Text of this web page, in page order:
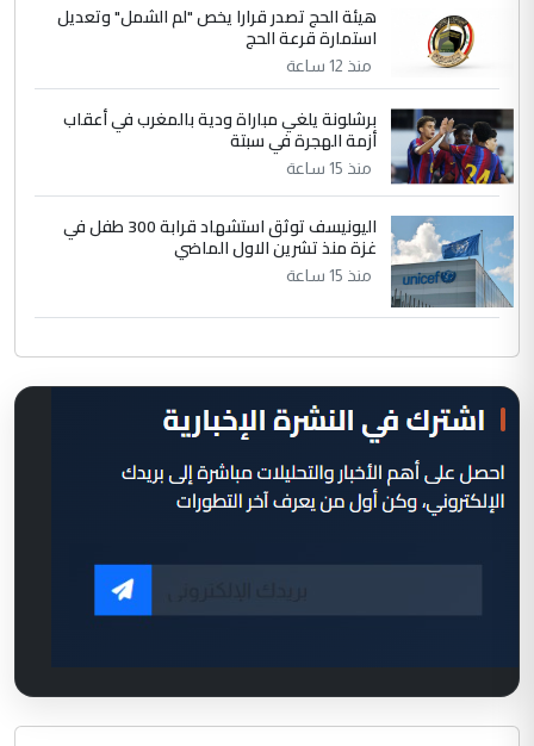
هيئة الحج تصدر قرارا يخص "لم الشمل" وتعديل
استمارة قرعة الحج
منذ 12 ساعة
برشلونة يلغي مباراة ودية بالمغرب في أعقاب
أزمة الهجرة في سبتة
منذ 15 ساعة
اليونيسف توثق استشهاد قرابة 300 طفل في
غزة منذ تشرين الاول الماضي
منذ 15 ساعة